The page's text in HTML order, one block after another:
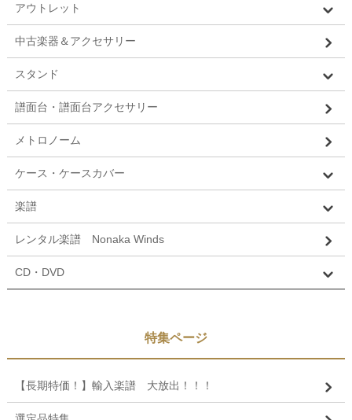
アウトレット
中古楽器＆アクセサリー
スタンド
譜面台・譜面台アクセサリー
メトロノーム
ケース・ケースカバー
楽譜
レンタル楽譜 Nonaka Winds
CD・DVD
特集ページ
【長期特価！】輸入楽譜 大放出！！！